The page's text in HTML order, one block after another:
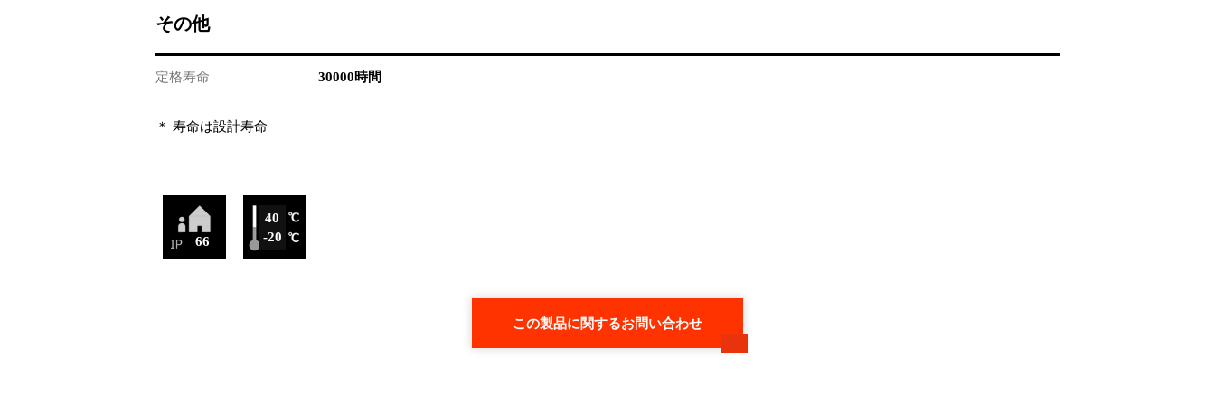
その他
定格寿命 30000時間
＊ 寿命は設計寿命
66
40
-20
この製品に関するお問い合わせ